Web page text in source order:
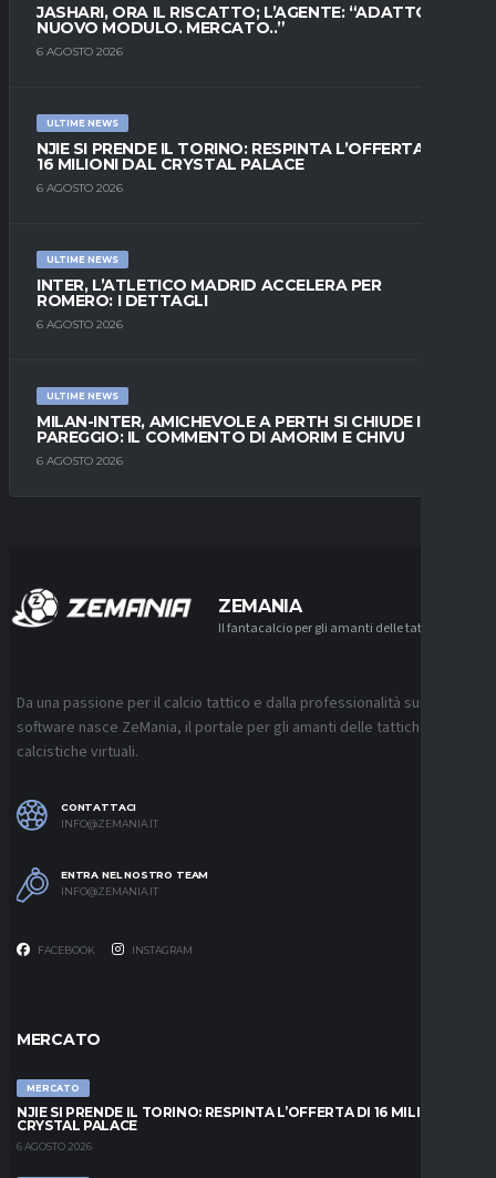
JASHARI, ORA IL RISCATTO; L’AGENTE: “ADATTO AL
NUOVO MODULO. MERCATO..”
6 AGOSTO 2026
ULTIME NEWS
NJIE SI PRENDE IL TORINO: RESPINTA L’OFFERTA DI
16 MILIONI DAL CRYSTAL PALACE
6 AGOSTO 2026
ULTIME NEWS
INTER, L’ATLETICO MADRID ACCELERA PER
ROMERO: I DETTAGLI
6 AGOSTO 2026
ULTIME NEWS
MILAN-INTER, AMICHEVOLE A PERTH SI CHIUDE IN
PAREGGIO: IL COMMENTO DI AMORIM E CHIVU
6 AGOSTO 2026
ZEMANIA
Il fantacalcio per gli amanti delle tattiche
Da una passione per il calcio tattico e dalla professionalità sui
software nasce ZeMania, il portale per gli amanti delle tattiche
calcistiche virtuali.
CONTATTACI
INFO@ZEMANIA.IT
ENTRA NEL NOSTRO TEAM
INFO@ZEMANIA.IT
FACEBOOK INSTAGRAM
MERCATO
MERCATO
NJIE SI PRENDE IL TORINO: RESPINTA L’OFFERTA DI 16 MILIONI DAL
CRYSTAL PALACE
6 AGOSTO 2026